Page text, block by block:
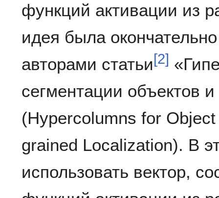
функций активации из
идея была
авторами статьи[2]
сегментации объектов
(Hypercolumns for
grained Localization). В
использовать вектор,